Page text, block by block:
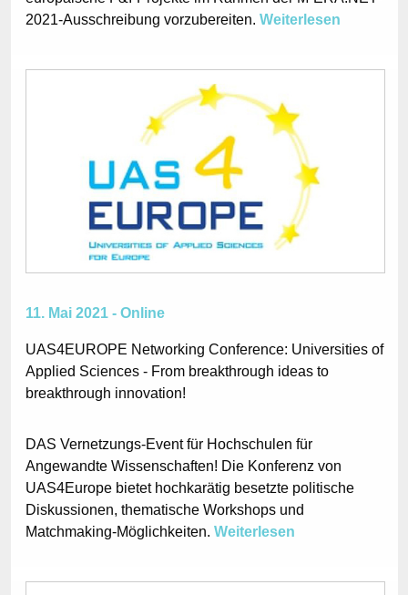
2021-Ausschreibung vorzubereiten. Weiterlesen
11. Mai 2021 - Online
UAS4EUROPE Networking Conference: Universities of
Applied Sciences - From breakthrough ideas to
breakthrough innovation!
DAS Vernetzungs-Event für Hochschulen für
Angewandte Wissenschaften! Die Konferenz von
UAS4Europe bietet hochkarätig besetzte politische
Diskussionen, thematische Workshops und
Matchmaking-Möglichkeiten. Weiterlesen